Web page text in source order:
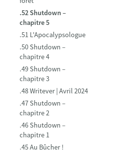
.52 Shutdown –
chapitre 5
.51 L'Apocalypsologue
.50 Shutdown –
chapitre 4
.49 Shutdown –
chapitre 3
.48 Writever | Avril 2024
.47 Shutdown –
chapitre 2
.46 Shutdown –
chapitre 1
.45 Au Bûcher !